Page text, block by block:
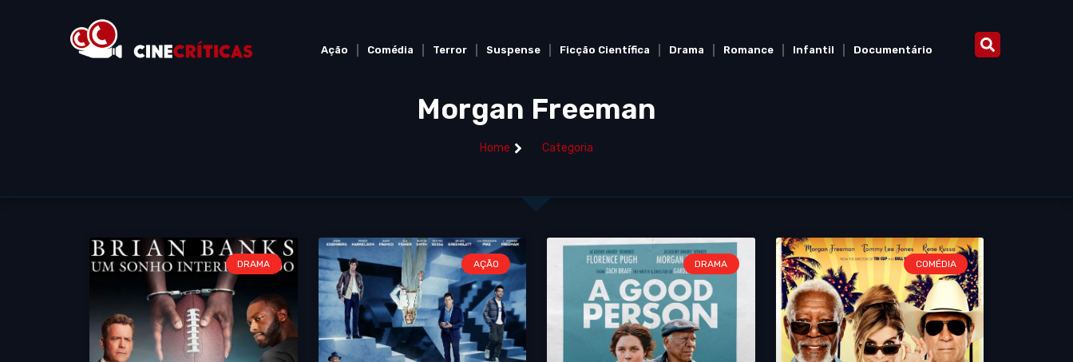
Ação Comédia Terror Suspense Ficção Científica Drama Romance Infantil Documentário
Morgan Freeman
Home Categoria
DRAMA AÇÃO DRAMA COMÉDIA